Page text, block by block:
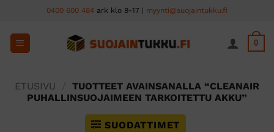
content
0400 600 484 ark klo 9-17 | myynti@suojaintukku.fi
0
ETUSIVU
TUOTTEET AVAINSANALLA “CLEANAIR
PUHALLINSUOJAIMEEN TARKOITETTU AKKU”
SUODATTIMET